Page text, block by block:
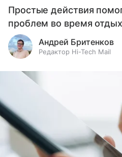
Простые действия
проблем во время
Андрей Бритенков
Редактор Hi-Tech Mail